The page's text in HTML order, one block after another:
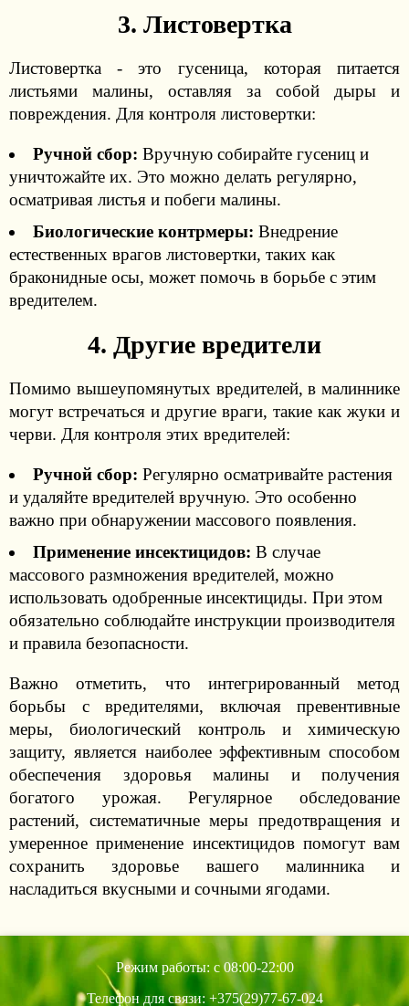
3. Листовертка
Листовертка - это гусеница, которая питается
листьями малины, оставляя за собой дыры и
повреждения. Для контроля листовертки:
Ручной сбор: Вручную собирайте гусениц и
уничтожайте их. Это можно делать регулярно,
осматривая листья и побеги малины.
Биологические контрмеры: Внедрение
естественных врагов листовертки, таких как
браконидные осы, может помочь в борьбе с этим
вредителем.
4. Другие вредители
Помимо вышеупомянутых вредителей, в малиннике
могут встречаться и другие враги, такие как жуки и
черви. Для контроля этих вредителей:
Ручной сбор: Регулярно осматривайте растения
и удаляйте вредителей вручную. Это особенно
важно при обнаружении массового появления.
Применение инсектицидов: В случае
массового размножения вредителей, можно
использовать одобренные инсектициды. При этом
обязательно соблюдайте инструкции производителя
и правила безопасности.
Важно отметить, что интегрированный метод
борьбы с вредителями, включая превентивные
меры, биологический контроль и химическую
защиту, является наиболее эффективным способом
обеспечения здоровья малины и получения
богатого урожая. Регулярное обследование
растений, систематичные меры предотвращения и
умеренное применение инсектицидов помогут вам
сохранить здоровье вашего малинника и
насладиться вкусными и сочными ягодами.
Режим работы: с 08:00-22:00
Телефон для связи: +375(29)77-67-024